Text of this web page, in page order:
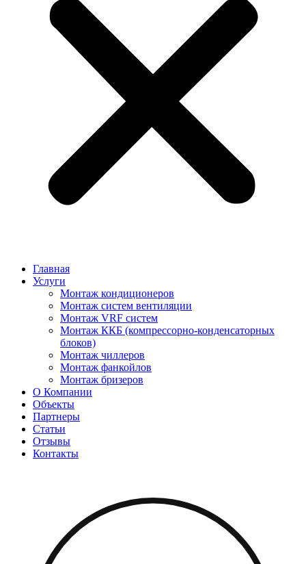
Главная
Услуги
Монтаж кондиционеров
Монтаж cистем вентиляции
Монтаж VRF систем
Монтаж ККБ (компрессорно-конденсаторных
блоков)
Монтаж чиллеров
Монтаж фанкойлов
Монтаж бризеров
О Компании
Объекты
Партнеры
Статьи
Отзывы
Контакты